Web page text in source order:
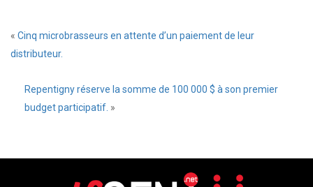
« Cinq microbrasseurs en attente d’un paiement de leur
distributeur.
Repentigny réserve la somme de 100 000 $ à son premier
budget participatif. »